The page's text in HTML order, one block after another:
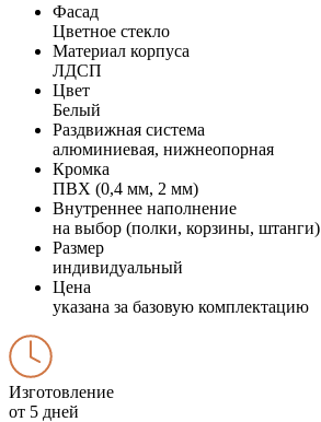
Фасад
Цветное стекло
Материал корпуса
ЛДСП
Цвет
Белый
Раздвижная система
алюминиевая, нижнеопорная
Кромка
ПВХ (0,4 мм, 2 мм)
Внутреннее наполнение
на выбор (полки, корзины, штанги)
Размер
индивидуальный
Цена
указана за базовую комплектацию
Изготовление
от 5 дней